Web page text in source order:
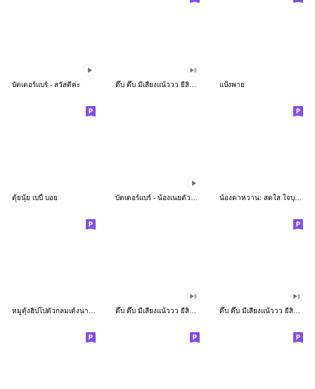
บัตเตอร์แบร์ - สวัสดีค่ะ แป้งพาย
ตุ้ยนุ้ย เบบี้ บอย น้องตาหวาน: สดใส ใจบุญ (สีพาสเทล)
หมูดุ้งฮิปโปตัวกลมเด้งน่ารัก ดึ๊บ ดึ๊บ มีเสียงแน้ววว ยี่สิบเจ็ด ดึ๊บ ดึ๊บ มีเสียงแน้ววว ยี่สิบหก